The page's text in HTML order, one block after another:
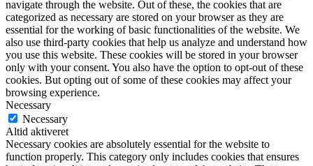
navigate through the website. Out of these, the cookies that are
categorized as necessary are stored on your browser as they are
essential for the working of basic functionalities of the website. We
also use third-party cookies that help us analyze and understand how
you use this website. These cookies will be stored in your browser
only with your consent. You also have the option to opt-out of these
cookies. But opting out of some of these cookies may affect your
browsing experience.
Necessary
Necessary
Altid aktiveret
Necessary cookies are absolutely essential for the website to
function properly. This category only includes cookies that ensures